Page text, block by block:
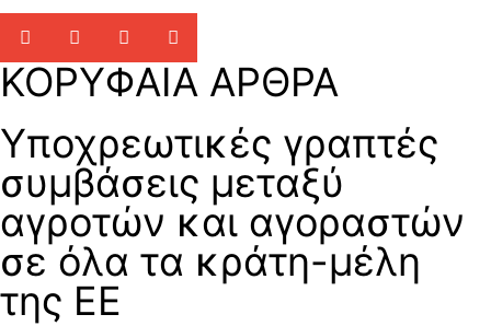
ΚΟΡΥΦΑΙΑ ΑΡΘΡΑ
Υποχρεωτικές γραπτές
συμβάσεις μεταξύ
αγροτών και αγοραστών
σε όλα τα κράτη-μέλη
της ΕΕ